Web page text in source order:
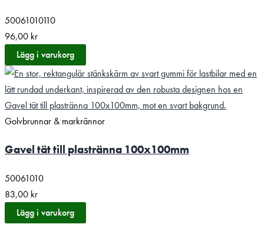
50061010110
96,00 kr
Lägg i varukorg
Golvbrunnar & markrännor
Gavel tät till plastränna 100x100mm
50061010
83,00 kr
Lägg i varukorg